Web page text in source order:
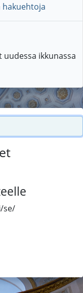
hakuehtoja
uudessa ikkunassa
se/